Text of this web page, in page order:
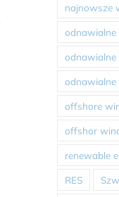
najnowsze
odnawialne
odnawialne
odnawialne
offshore
offshor
renewable
RES